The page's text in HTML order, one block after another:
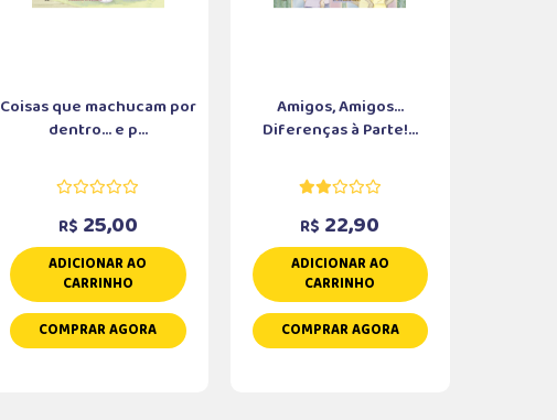
Coisas que machucam por
dentro... e p...
R$ 25,00
ADICIONAR AO
CARRINHO
COMPRAR AGORA
Amigos, Amigos...
Diferenças à Parte!...
R$ 22,90
ADICIONAR AO
CARRINHO
COMPRAR AGORA